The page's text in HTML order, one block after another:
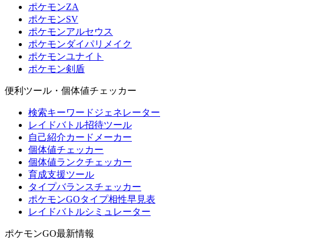
ポケモンZA
ポケモンSV
ポケモンアルセウス
ポケモンダイパリメイク
ポケモンユナイト
ポケモン剣盾
便利ツール・個体値チェッカー
検索キーワードジェネレーター
レイドバトル招待ツール
自己紹介カードメーカー
個体値チェッカー
個体値ランクチェッカー
育成支援ツール
タイプバランスチェッカー
ポケモンGOタイプ相性早見表
レイドバトルシミュレーター
ポケモンGO最新情報